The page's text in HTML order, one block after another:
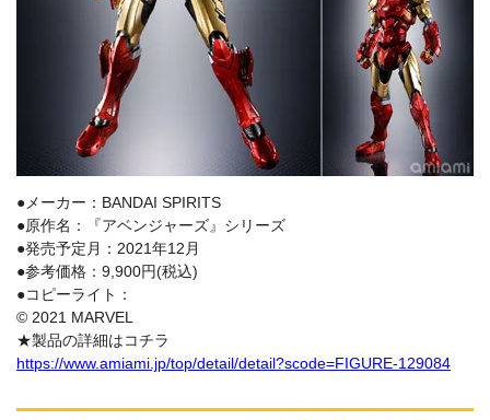
●メーカー：BANDAI SPIRITS
●原作名：『アベンジャーズ』シリーズ
●発売予定月：2021年12月
●参考価格：9,900円(税込)
●コピーライト：
© 2021 MARVEL
★製品の詳細はコチラ
https://www.amiami.jp/top/detail/detail?scode=FIGURE-129084